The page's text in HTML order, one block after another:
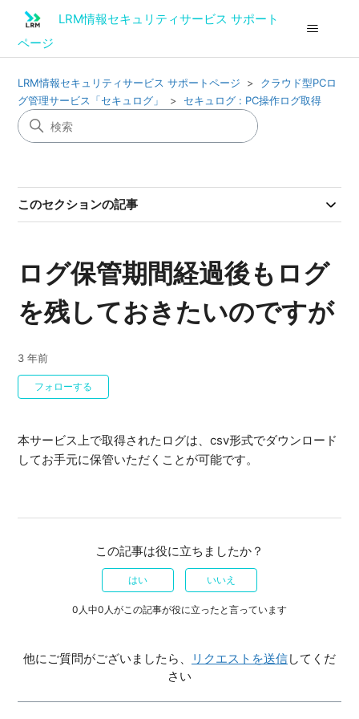
LRM情報セキュリティサービス サポート
ページ
LRM情報セキュリティサービス サポートページ
クラウド型PCロ
グ管理サービス「セキュログ」
セキュログ : PC操作ログ取得
このセクションの記事
ログ保管期間経過後もログ
を残しておきたいのですが
3 年前
フォローする
本サービス上で取得されたログは、csv形式でダウンロード
してお手元に保管いただくことが可能です。
この記事は役に立ちましたか？
はい いいえ
0人中0人がこの記事が役に立ったと言っています
他にご質問がございましたら、 リクエストを送信してくだ
さい